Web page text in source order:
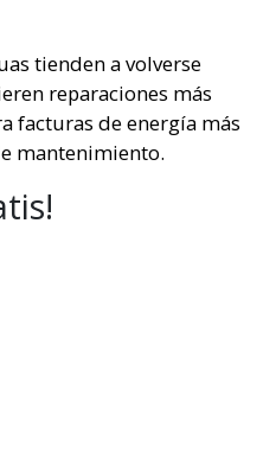
tienden a volverse
reparaciones más
facturas de energía más
mantenimiento.